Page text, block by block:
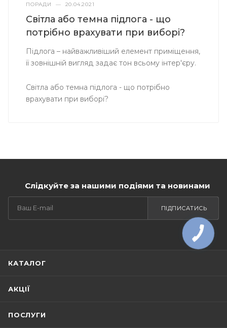
ПОРАДИ — 20.04.2021
Світла або темна підлога - що
потрібно врахувати при виборі?
Підлога – найважливіший елемент приміщення,
її зовнішній вигляд задає тон всьому інтер'єру.
Світла або темна підлога - що потрібно
врахувати при виборі?
Слідкуйте за нашими подіями та новинами
ПІДПИСАТИСЬ
КАТАЛОГ
АКЦІЇ
ПОСЛУГИ